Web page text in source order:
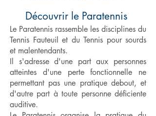
Découvrir le Paratennis
Le Paratennis rassemble les disciplines du
Tennis Fauteuil et du Tennis pour sourds
et malentendants.
Il s'adresse d'une part aux personnes
atteintes d'une perte fonctionnelle ne
permettant pas une pratique debout, et
d'autre part à toute personne déficiente
auditive.